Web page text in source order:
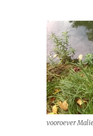
vooroever